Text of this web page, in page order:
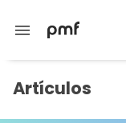
menu
Artículos